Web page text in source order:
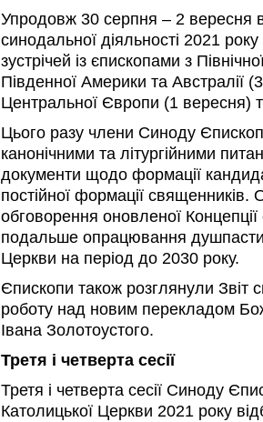
Упродовж 30 серпня – 2 вересня
синодальної діяльності 2021
зустрічей із єпископами з
Південної Америки та Австралії
Центральної Європи (1 вересня)
Цього разу члени Синоду
канонічними та літургійними
документи щодо формації
постійної формації
обговорення оновленої Концепції
подальше опрацювання
Церкви на період до 2030 року.
Єпископи також розглянули Звіт
роботу над новим перекладом
Івана Золотоустого.
Третя і четверта сесії
Третя і четверта сесії Синоду
Католицької Церкви 2021 року